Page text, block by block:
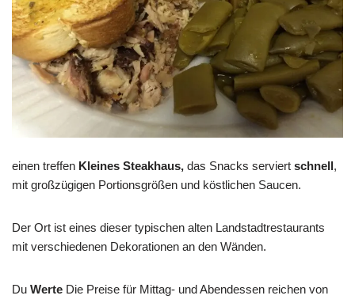
einen treffen Kleines Steakhaus, das Snacks serviert schnell,
mit großzügigen Portionsgrößen und köstlichen Saucen.
Der Ort ist eines dieser typischen alten Landstadtrestaurants
mit verschiedenen Dekorationen an den Wänden.
Du Werte Die Preise für Mittag- und Abendessen reichen von